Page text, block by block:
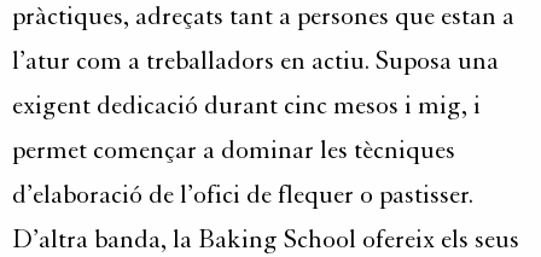
pràctiques, adreçats tant a persones que estan a
l’atur com a treballadors en actiu. Suposa una
exigent dedicació durant cinc mesos i mig, i
permet començar a dominar les tècniques
d’elaboració de l’ofici de flequer o pastisser.
D’altra banda, la Baking School ofereix els seus